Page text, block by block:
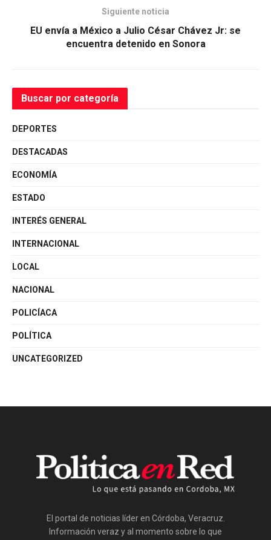
Siguiente noticia
EU envía a México a Julio César Chávez Jr: se
encuentra detenido en Sonora
Buscar por categoría
DEPORTES
DESTACADAS
ECONOMÍA
ESTADO
INTERÉS GENERAL
INTERNACIONAL
LOCAL
NACIONAL
POLICÍACA
POLÍTICA
UNCATEGORIZED
El portal de noticias líder en Córdoba, Veracruz.
Información veraz y al momento sobre lo que